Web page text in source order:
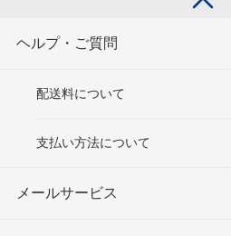
ヘルプ・ご質問
配送料について
支払い方法について
メールサービス